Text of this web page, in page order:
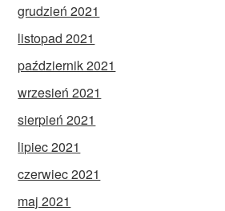
grudzień 2021
listopad 2021
październik 2021
wrzesień 2021
sierpień 2021
lipiec 2021
czerwiec 2021
maj 2021